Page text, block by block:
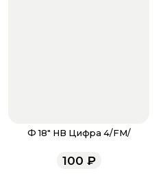
Ф 18" HB Цифра 4/FM/
100 ₽